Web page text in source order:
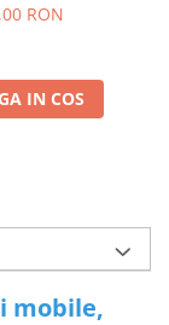
RON
IN COS
mobile,